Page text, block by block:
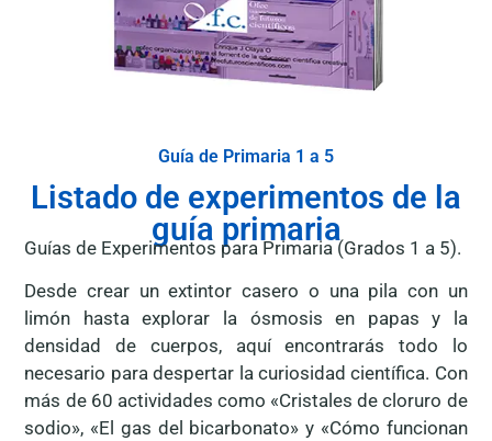
Guía de Primaria 1 a 5
Listado de experimentos de la
guía primaria
Guías de Experimentos para Primaria (Grados 1 a 5).
Desde crear un extintor casero o una pila con un
limón hasta explorar la ósmosis en papas y la
densidad de cuerpos, aquí encontrarás todo lo
necesario para despertar la curiosidad científica. Con
más de 60 actividades como «Cristales de cloruro de
sodio», «El gas del bicarbonato» y «Cómo funcionan